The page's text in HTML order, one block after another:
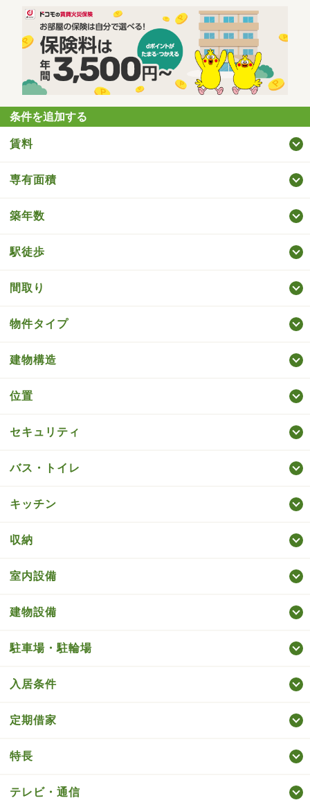
条件を追加する
賃料
専有面積
築年数
駅徒歩
間取り
物件タイプ
建物構造
位置
セキュリティ
バス・トイレ
キッチン
収納
室内設備
建物設備
駐車場・駐輪場
入居条件
定期借家
特長
テレビ・通信